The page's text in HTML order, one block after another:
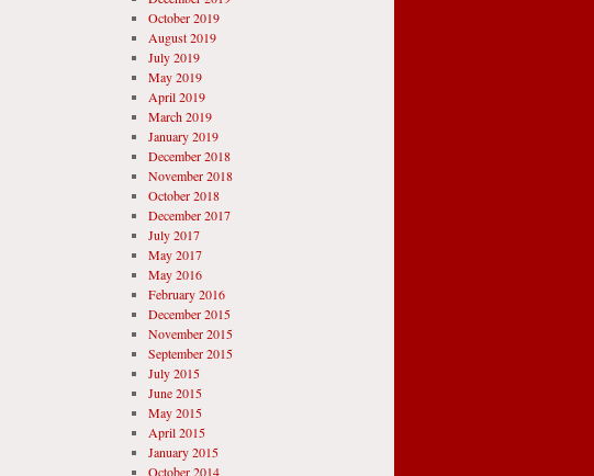
October 2019
August 2019
July 2019
May 2019
April 2019
March 2019
January 2019
December 2018
November 2018
October 2018
December 2017
July 2017
May 2017
May 2016
February 2016
December 2015
November 2015
September 2015
July 2015
June 2015
May 2015
April 2015
January 2015
October 2014